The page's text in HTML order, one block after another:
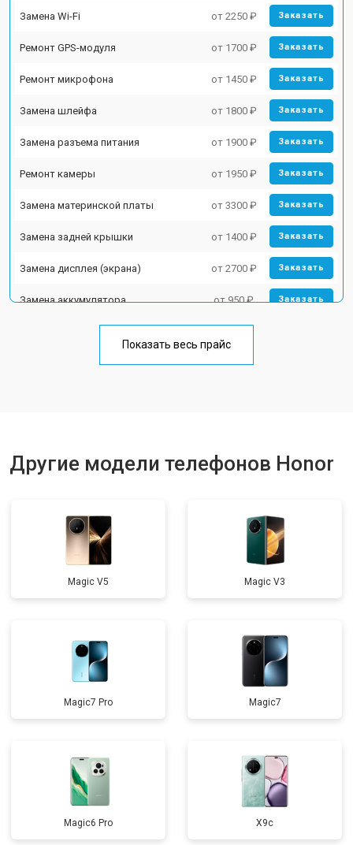
Замена Wi-Fi от 2250 ₽ Заказать
Ремонт GPS-модуля от 1700 ₽ Заказать
Ремонт микрофона от 1450 ₽ Заказать
Замена шлейфа от 1800 ₽ Заказать
Замена разъема питания от 1900 ₽ Заказать
Ремонт камеры от 1950 ₽ Заказать
Замена материнской платы от 3300 ₽ Заказать
Замена задней крышки от 1400 ₽ Заказать
Замена дисплея (экрана) от 2700 ₽ Заказать
Замена аккумулятора от 950 ₽ Заказать
Ремонт цепи питания от 3200 ₽
Показать весь прайс
Другие модели телефонов Honor
Magic V5 Magic V3
Magic7 Pro Magic7
Magic6 Pro X9c